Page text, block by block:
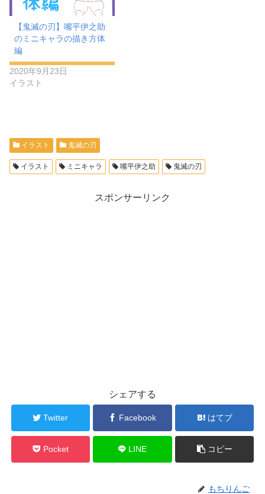
【鬼滅の刃】嘴平伊之助
のミニキャラの描き方体
編
2020年9月23日
イラスト
イラスト 鬼滅の刃
イラスト ミニキャラ 嘴平伊之助 鬼滅の刃
スポンサーリンク
シェアする
Twitter Facebook はてブ
Pocket LINE コピー
もちりんご